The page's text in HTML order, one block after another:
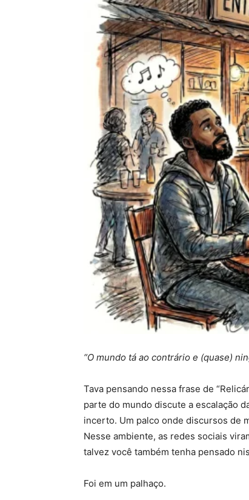
“O mundo tá ao contrário e (quase)
Tava pensando nessa frase de
parte do mundo discute a escalação
incerto. Um palco onde discursos de
Nesse ambiente, as redes sociais
talvez você também tenha pensado
Foi em um palhaço.